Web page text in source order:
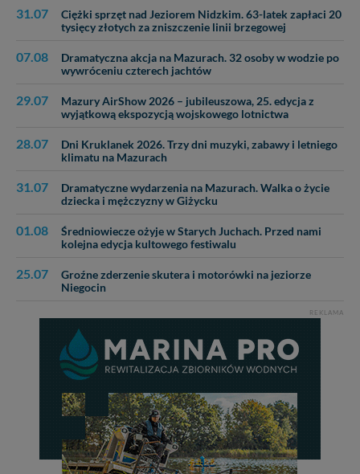
31.07
Ciężki sprzęt nad Jeziorem Nidzkim. 63-latek zapłaci 20
tysięcy złotych za zniszczenie linii brzegowej
07.08
Dramatyczna akcja na Mazurach. 32 osoby w wodzie po
wywróceniu czterech jachtów
29.07
Mazury AirShow 2026 – jubileuszowa, 25. edycja z
wyjątkową ekspozycją wojskowego lotnictwa
28.07
Dni Kruklanek 2026. Trzy dni muzyki, zabawy i letniego
klimatu na Mazurach
31.07
Dramatyczne wydarzenia na Mazurach. Walka o życie
dziecka i mężczyzny w Giżycku
01.08
Średniowiecze ożyje w Starych Juchach. Przed nami
kolejna edycja kultowego festiwalu
25.07
Groźne zderzenie skutera i motorówki na jeziorze
Niegocin
REKLAMA
Dziękujemy, i życzmy miłego odkrywania Mazur na
nowo...